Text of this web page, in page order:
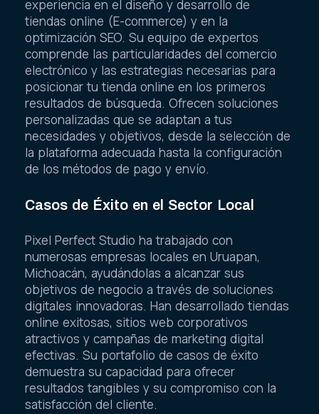
experiencia en el diseño y desarrollo de
tiendas online (E-commerce) y en la
optimización SEO. Su equipo de expertos
comprende las particularidades del comercio
electrónico y las estrategias necesarias para
posicionar tu tienda online en los primeros
resultados de búsqueda. Ofrecen soluciones
personalizadas que se adaptan a tus
necesidades y objetivos, desde la selección de
la plataforma adecuada hasta la configuración
de los métodos de pago y envío.
Casos de Éxito en el Sector Local
Pixel Perfect Studio ha trabajado con
numerosas empresas locales en Uruapan,
Michoacán, ayudándolas a alcanzar sus
objetivos de negocio a través de soluciones
digitales innovadoras. Han desarrollado tiendas
online exitosas, sitios web corporativos
atractivos y campañas de marketing digital
efectivas. Su portafolio de casos de éxito
demuestra su capacidad para ofrecer
resultados tangibles y su compromiso con la
satisfacción del cliente.